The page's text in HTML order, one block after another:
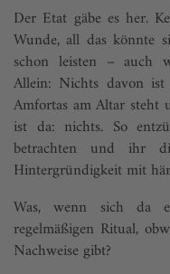
Der Etat gäbe es her.
Wunde, all das könnte
schon leisten – auch
Allein: Nichts davon
Amfortas am Altar steht
ist da: nichts. So
betrachten und ihr
Hintergründigkeit mit
Was, wenn sich da
regelmäßigen Ritual,
Nachweise gibt?